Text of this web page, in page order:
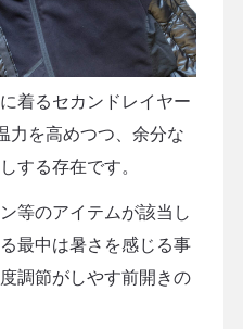
着るセカンドレイヤー
力を高めつつ、余分な
する存在です。
等のアイテムが該当し
最中は暑さを感じる事
調節がしやす前開きの